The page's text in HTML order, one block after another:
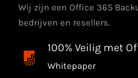
Wij zijn een Office 365
bedrijven en resellers.
100% Veilig met
Whitepaper